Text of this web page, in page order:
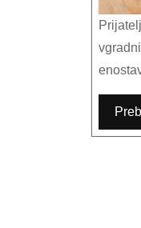
Prijatelj je potreboval na hodniku garderobno omaro. Ko sta z ženo hodila po trgovinah, sta videla veliko možnosti